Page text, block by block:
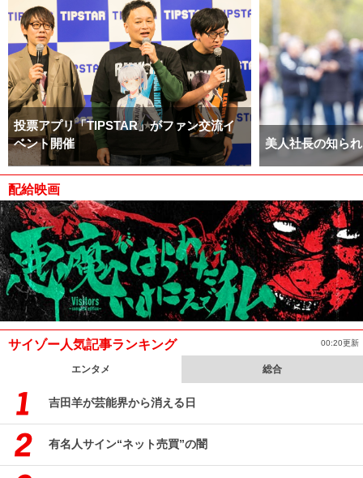
投票アプリ「TIPSTAR」がファン交流イ
ベント開催
美人社長の知ら
配給映画
サイゾー人気記事ランキング 00:20更新
エンタメ 総合
吉田羊が芸能界から消える日
有名人サイン“ネット売買”の闇